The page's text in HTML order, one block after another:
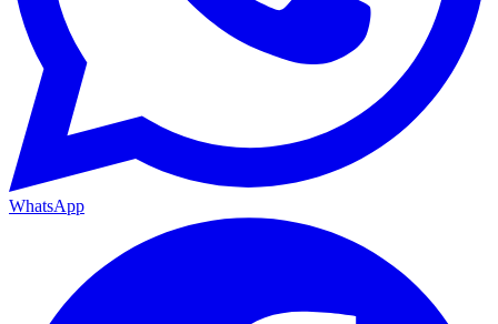
WhatsApp